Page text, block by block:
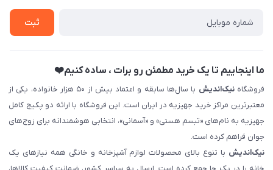
ثبت
ما اینجاییم تا یک خرید مطمئن رو برات ، ساده کنیم❤️
فروشگاهنیک‌اندیش
با سال‌ها سابقه و اعتماد بیش از ۵۰ هزار خانواده، یکی از
معتبرترین مراکز خرید جهیزیه در ایران است. این فروشگاه با ارائه دو پکیج کامل
جهیزیه به نام‌های «تبسم هستی» و «آسمانی»، انتخابی هوشمندانه برای زوج‌های
جوان فراهم کرده است.
نیک‌اندیش با تنوع بالای محصولات لوازم آشپزخانه و خانگی همه نیازهای یک